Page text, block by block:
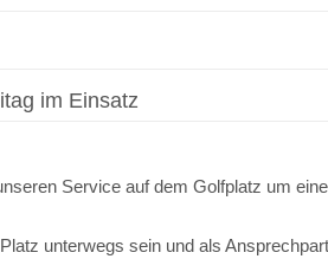
im Einsatz
Service auf dem Golfplatz um
unterwegs sein und als